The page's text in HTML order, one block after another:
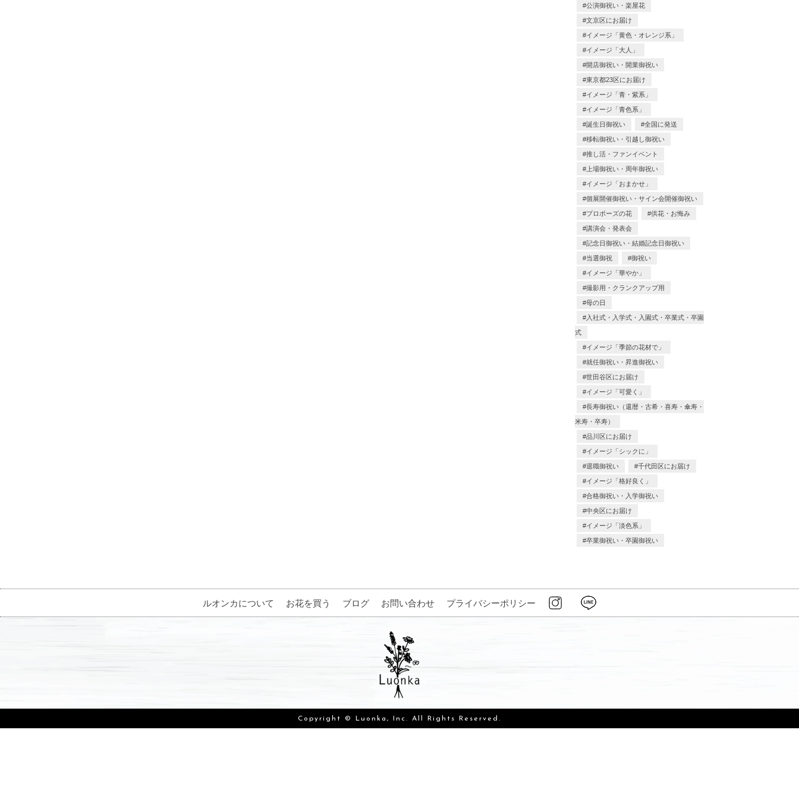
公演御祝い・楽屋花
文京区にお届け
イメージ「黄色・オレンジ系」
イメージ「大人」
開店御祝い・開業御祝い
東京都23区にお届け
イメージ「青・紫系」
イメージ「青色系」
誕生日御祝い 全国に発送
移転御祝い・引越し御祝い
推し活・ファンイベント
上場御祝い・周年御祝い
イメージ「おまかせ」
個展開催御祝い・サイン会開催御祝い
プロポーズの花 供花・お悔み
講演会・発表会
記念日御祝い・結婚記念日御祝い
当選御祝 御祝い
イメージ「華やか」
撮影用・クランクアップ用
母の日
入社式・入学式・入園式・卒業式・卒園
式
イメージ「季節の花材で」
就任御祝い・昇進御祝い
世田谷区にお届け
イメージ「可愛く」
長寿御祝い（還暦・古希・喜寿・傘寿・
米寿・卒寿）
品川区にお届け
イメージ「シックに」
退職御祝い 千代田区にお届け
イメージ「格好良く」
合格御祝い・入学御祝い
中央区にお届け
イメージ「淡色系」
卒業御祝い・卒園御祝い
ルオンカについて お花を買う ブログ お問い合わせ プライバシーポリシー
Copyright © Luonka, Inc. All Rights Reserved.